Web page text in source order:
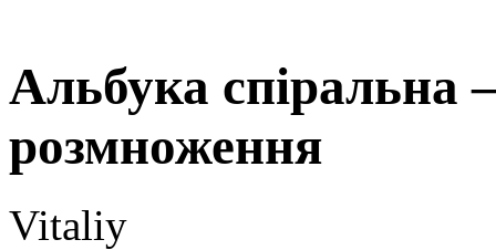
Альбука спіральна
розмноження
Vitaliy